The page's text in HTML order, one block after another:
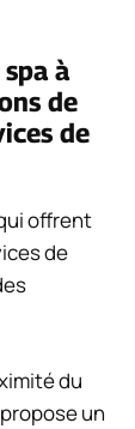
à
de
de
offrent
de
du
un